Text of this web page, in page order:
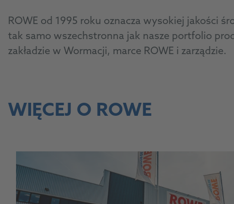
ROWE od 1995 roku oznacza wysokiej jakości
tak samo wszechstronna jak nasze portfolio
zakładzie w Wormacji, marce ROWE i zarządzie.
WIĘCEJ O ROWE